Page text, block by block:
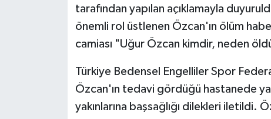
tarafından yapılan açıklamayla
önemli rol üstlenen Özcan'ın ölüm
camiası "Uğur Özcan kimdir, neden
Türkiye Bedensel Engelliler Spor
Özcan'ın tedavi gördüğü hastanede
yakınlarına başsağlığı dilekleri iletildi.